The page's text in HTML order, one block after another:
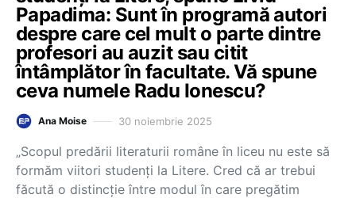
Papadima: Sunt în programă autori
despre care cel mult o parte dintre
profesori au auzit sau citit
întâmplător în facultate. Vă spune
ceva numele Radu Ionescu?
Ana Moise 30 noiembrie 2025
„Scopul predării literaturii române în liceu nu este să
formăm viitori studenți la Litere. Cred că ar trebui
făcută o distincție între modul în care pregătim